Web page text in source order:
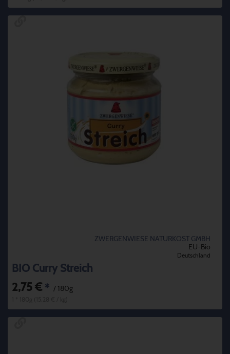
ZWERGENWIESE NATURKOST GMBH
EU-Bio
Deutschland
BIO Curry Streich
2,75 € * / 180g